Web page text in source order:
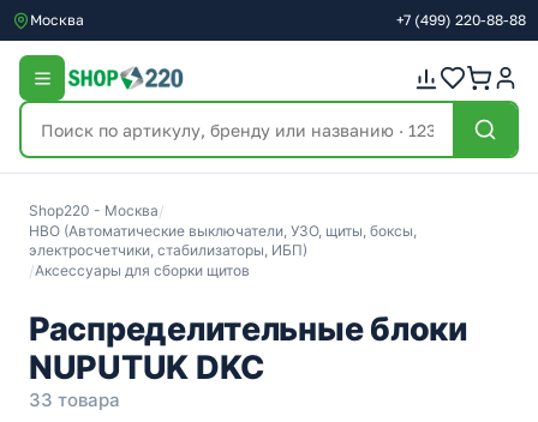
Москва +7 (499) 220-88-88
Shop220 - Москва/
НВО (Автоматические выключатели, УЗО, щиты, боксы,
электросчетчики, стабилизаторы, ИБП)
/Аксессуары для сборки щитов
Распределительные блоки
NUPUTUK DKC
33 товара